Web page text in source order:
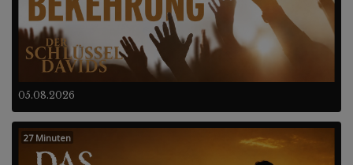
05.08.2026
27 Minuten